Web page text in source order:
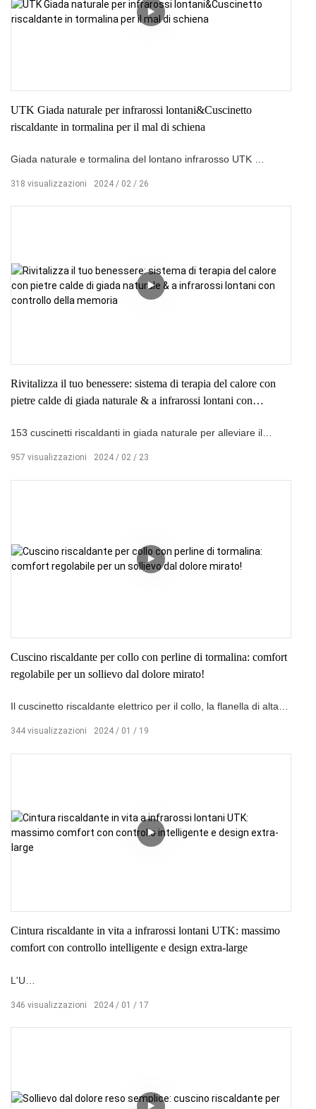
UTK Giada naturale per infrarossi lontani&Cuscinetto
riscaldante in tormalina per il mal di schiena
Giada naturale e tormalina del lontano infrarosso UTK
è un involucro perfettamente morbido e flessibile attorno a una
parte del corpo per alleviare la tensione muscolare dove le
su di esso.
2024 02 26
318 visualizzazioni
Rivitalizza il tuo benessere: sistema di terapia del calore con
pietre calde di giada naturale & a infrarossi lontani con
153 cuscinetti riscaldanti in giada naturale per alleviare il
più efficace.
S
2024 02 23
957 visualizzazioni
Cuscino riscaldante per collo con perline di tormalina: comfort
regolabile per un sollievo dal dolore mirato!
Il cuscinetto riscaldante elettrico per il collo, la flanella di alta
sulla pelle
Perle di tormalina
mirato, consentendo agli utenti di impostare la temperatura su
Media o Alta. Il materiale morbido consente un contatto
confortevole con la pelle.
2024 01 19
344 visualizzazioni
Cintura riscaldante in vita a infrarossi lontani UTK: massimo
comfort con controllo intelligente e design extra-large
L'U
La cintura riscaldante in vita a infrarossi lontani Plus è una
cintura riscaldante intelligente estesa da 55 pollici con un
persone di tutte le dimensioni.
2024 01 17
346 visualizzazioni